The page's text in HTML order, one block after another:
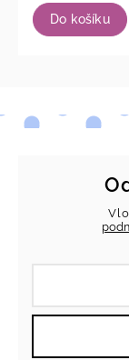
Do košíku